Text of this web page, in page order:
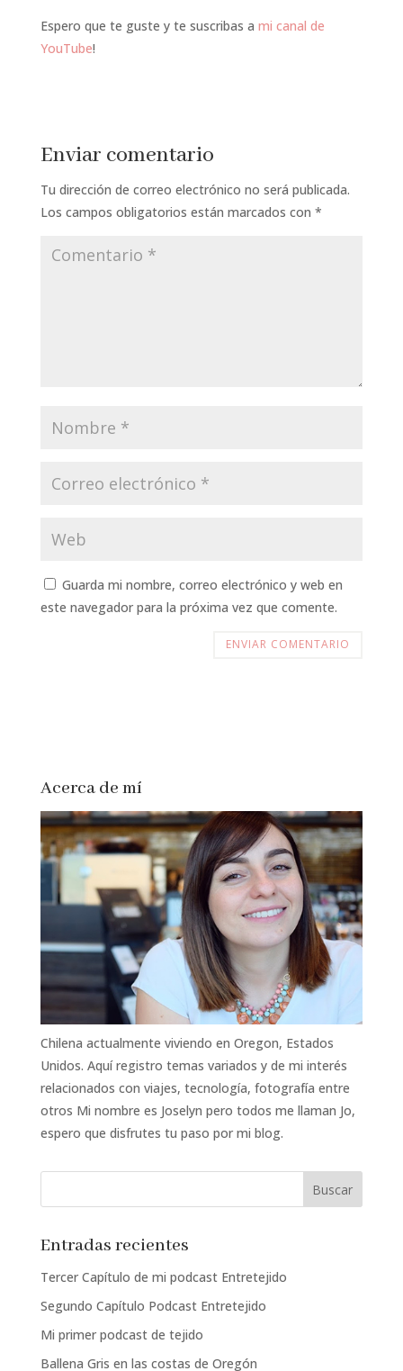
Espero que te guste y te suscribas a mi canal de
YouTube!
Enviar comentario
Tu dirección de correo electrónico no será publicada.
Los campos obligatorios están marcados con *
Guarda mi nombre, correo electrónico y web en
este navegador para la próxima vez que comente.
Acerca de mí
Chilena actualmente viviendo en Oregon, Estados
Unidos. Aquí registro temas variados y de mi interés
relacionados con viajes, tecnología, fotografía entre
otros Mi nombre es Joselyn pero todos me llaman Jo,
espero que disfrutes tu paso por mi blog.
Entradas recientes
Tercer Capítulo de mi podcast Entretejido
Segundo Capítulo Podcast Entretejido
Mi primer podcast de tejido
Ballena Gris en las costas de Oregón